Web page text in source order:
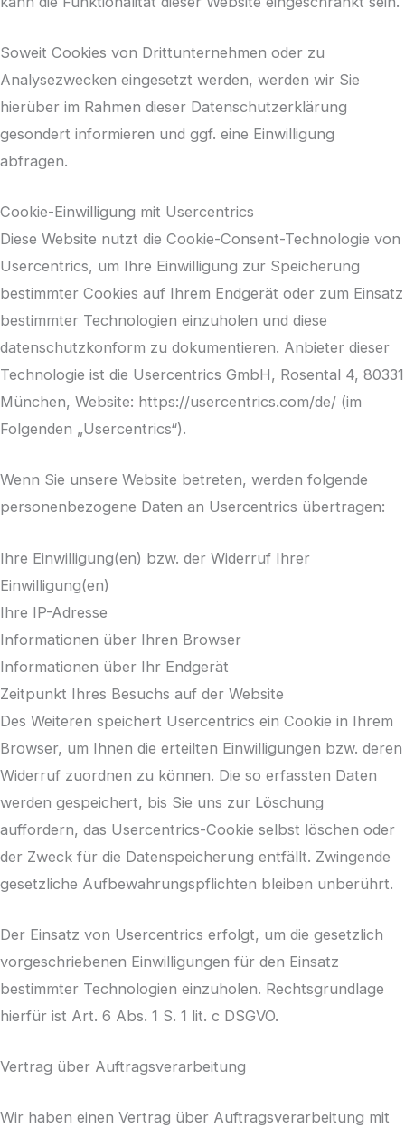
Soweit Cookies von Drittunternehmen oder zu
Analysezwecken eingesetzt werden, werden wir Sie
hierüber im Rahmen dieser Datenschutzerklärung
gesondert informieren und ggf. eine Einwilligung
abfragen.
Cookie-Einwilligung mit Usercentrics
Diese Website nutzt die Cookie-Consent-Technologie von
Usercentrics, um Ihre Einwilligung zur Speicherung
bestimmter Cookies auf Ihrem Endgerät oder zum Einsatz
bestimmter Technologien einzuholen und diese
datenschutzkonform zu dokumentieren. Anbieter dieser
Technologie ist die Usercentrics GmbH, Rosental 4, 80331
München, Website: https://usercentrics.com/de/ (im
Folgenden „Usercentrics“).
Wenn Sie unsere Website betreten, werden folgende
personenbezogene Daten an Usercentrics übertragen:
Ihre Einwilligung(en) bzw. der Widerruf Ihrer
Einwilligung(en)
Ihre IP-Adresse
Informationen über Ihren Browser
Informationen über Ihr Endgerät
Zeitpunkt Ihres Besuchs auf der Website
Des Weiteren speichert Usercentrics ein Cookie in Ihrem
Browser, um Ihnen die erteilten Einwilligungen bzw. deren
Widerruf zuordnen zu können. Die so erfassten Daten
werden gespeichert, bis Sie uns zur Löschung
auffordern, das Usercentrics-Cookie selbst löschen oder
der Zweck für die Datenspeicherung entfällt. Zwingende
gesetzliche Aufbewahrungspflichten bleiben unberührt.
Der Einsatz von Usercentrics erfolgt, um die gesetzlich
vorgeschriebenen Einwilligungen für den Einsatz
bestimmter Technologien einzuholen. Rechtsgrundlage
hierfür ist Art. 6 Abs. 1 S. 1 lit. c DSGVO.
Vertrag über Auftragsverarbeitung
Wir haben einen Vertrag über Auftragsverarbeitung mit